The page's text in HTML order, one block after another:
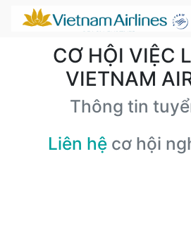
CƠ HỘI VIỆC
VIETNAM
Thông tin
Liên hệ cơ hội